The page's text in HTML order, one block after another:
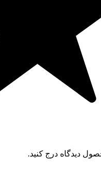
دیدگاه درج کنید.